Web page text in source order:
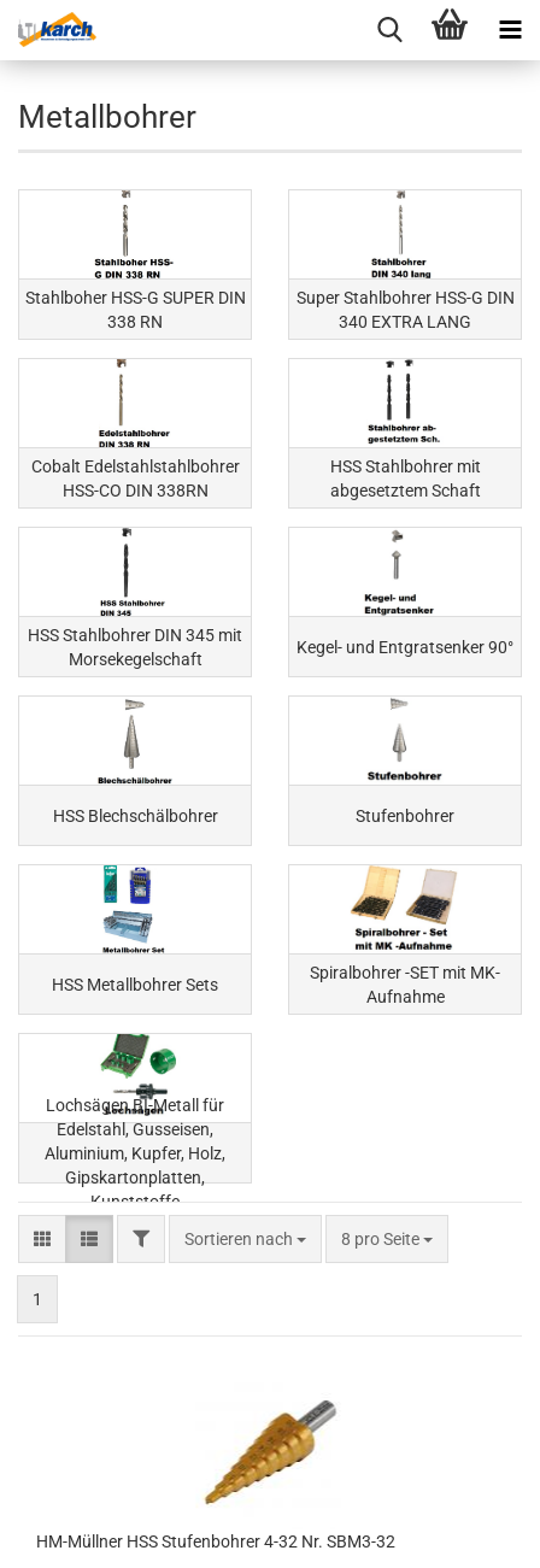
Metallbohrer
Stahlboher HSS-G SUPER DIN
338 RN
Super Stahlbohrer HSS-G DIN
340 EXTRA LANG
Cobalt Edelstahlstahlbohrer
HSS-CO DIN 338RN
HSS Stahlbohrer mit
abgesetztem Schaft
HSS Stahlbohrer DIN 345 mit
Morsekegelschaft
Kegel- und Entgratsenker 90°
HSS Blechschälbohrer Stufenbohrer
HSS Metallbohrer Sets
Spiralbohrer -SET mit MK-
Aufnahme
Lochsägen BI-Metall für
Edelstahl, Gusseisen,
Aluminium, Kupfer, Holz,
Gipskartonplatten,
Kunststoffe
FILTERSortieren nach
Sortieren nach 8 pro Seite
pro Seite
1
HM-Müllner HSS Stufenbohrer 4-32 Nr. SBM3-32